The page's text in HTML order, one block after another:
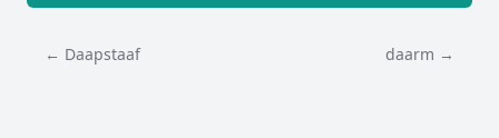
← Daapstaaf daarm →